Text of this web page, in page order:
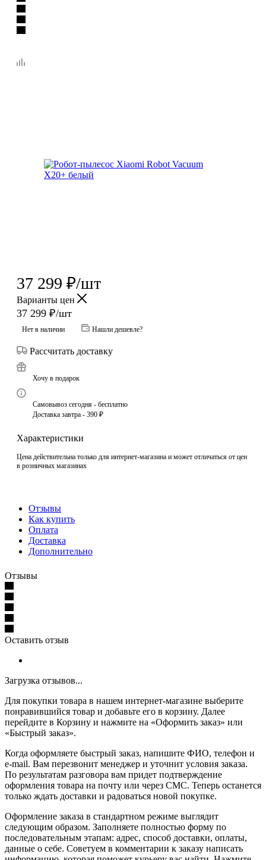
37 299 ₽/шт
Варианты цен
37 299 ₽/шт
Нет в наличии Нашли дешевле?
Рассчитать доставку
Хочу в подарок
Самовывоз сегодня - бесплатно
Доставка завтра - 390 ₽
Характеристики
Цена действительна только для интернет-магазина и может отличаться от цен
в розничных магазинах
Отзывы
Как купить
Оплата
Доставка
Дополнительно
Отзывы
Оставить отзыв
Загрузка отзывов...
Для покупки товара в нашем интернет-магазине выберите
понравившийся товар и добавьте его в корзину. Далее
перейдите в Корзину и нажмите на «Оформить заказ» или
«Быстрый заказ».
Когда оформляете быстрый заказ, напишите ФИО, телефон и
e-mail. Вам перезвонит менеджер и уточнит условия заказа.
По результатам разговора вам придет подтверждение
оформления товара на почту или через СМС. Теперь останется
только ждать доставки и радоваться новой покупке.
Оформление заказа в стандартном режиме выглядит
следующим образом. Заполняете полностью форму по
последовательным этапам: адрес, способ доставки, оплаты,
данные о себе. Советуем в комментарии к заказу написать